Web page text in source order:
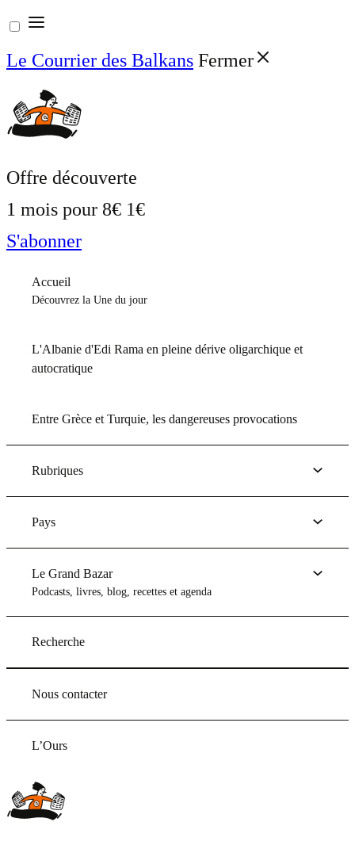
Aller
au
contenu
Le Courrier des Balkans Fermer
Offre découverte
1 mois pour 8€ 1€
S'abonner
Accueil
Découvrez la Une du jour
L'Albanie d'Edi Rama en pleine dérive oligarchique et
autocratique
Entre Grèce et Turquie, les dangereuses provocations
Rubriques
Pays
Le Grand Bazar
Podcasts, livres, blog, recettes et agenda
Recherche
Nous contacter
L’Ours